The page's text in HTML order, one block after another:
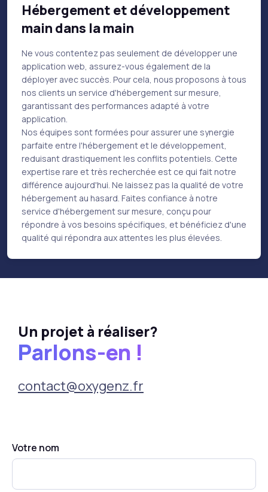
Hébergement et développement
main dans la main
Ne vous contentez pas seulement de développer une
application web, assurez-vous également de la
déployer avec succès. Pour cela, nous proposons à tous
nos clients un service d'hébergement sur mesure,
garantissant des performances adapté à votre
application.
Nos équipes sont formées pour assurer une synergie
parfaite entre l'hébergement et le développement,
reduisant drastiquement les conflits potentiels. Cette
expertise rare et très recherchée est ce qui fait notre
différence aujourd'hui. Ne laissez pas la qualité de votre
hébergement au hasard. Faites confiance à notre
service d'hébergement sur mesure, conçu pour
répondre à vos besoins spécifiques, et bénéficiez d'une
qualité qui répondra aux attentes les plus élevées.
Un projet à réaliser?
Parlons-en !
contact@oxygenz.fr
Votre nom